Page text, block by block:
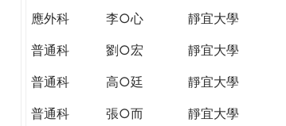
應外科
李○心 靜宜大學
普通科
劉○宏 靜宜大學
普通科
高○廷 靜宜大學
普通科
張○而 靜宜大學